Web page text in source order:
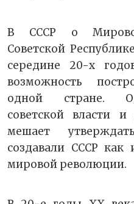
В СССР о Мировой
Советской
середине 20-х
возможность
одной стране.
советской власти
мешает
создавали СССР как
мировой революции.